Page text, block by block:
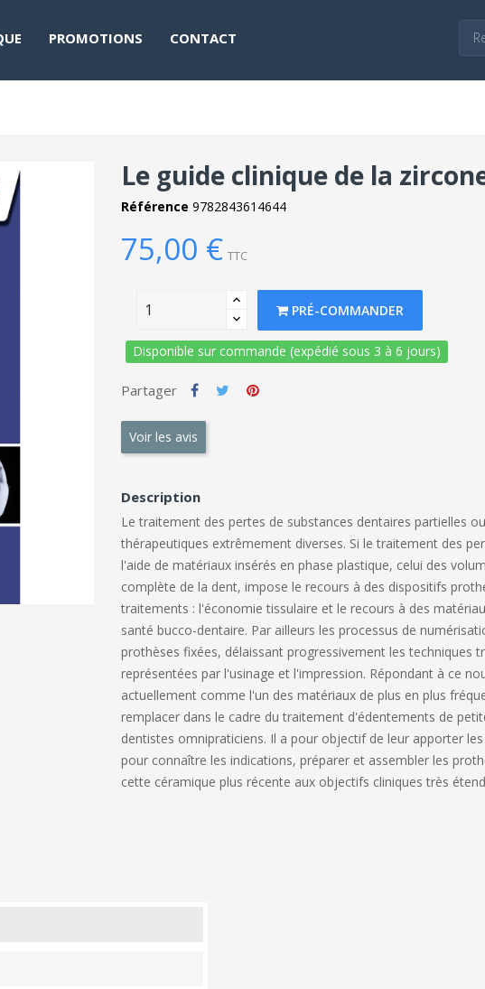
PROMOTIONS CONTACT
Le guide clinique de la
Référence 9782843614644
75,00 € TTC
PRÉ-COMMANDER
Disponible sur commande (expédié sous 3 à 6 jours)
Partager
Voir les avis
Description
Le traitement des pertes de substances dentaires partielles
thérapeutiques extrêmement diverses. Si le traitement des
l'aide de matériaux insérés en phase plastique, celui des
complète de la dent, impose le recours à des dispositifs
traitements : l'économie tissulaire et le recours à des
santé bucco-dentaire. Par ailleurs les processus de
prothèses fixées, délaissant progressivement les techniques
représentées par l'usinage et l'impression. Répondant à ce
actuellement comme l'un des matériaux de plus en plus
remplacer dans le cadre du traitement d'édentements de
dentistes omnipraticiens. Il a pour objectif de leur apporter
pour connaître les indications, préparer et assembler les
cette céramique plus récente aux objectifs cliniques très